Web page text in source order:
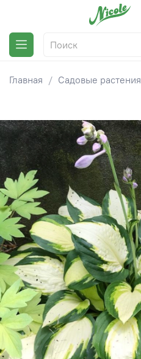
Главная Садовые растения